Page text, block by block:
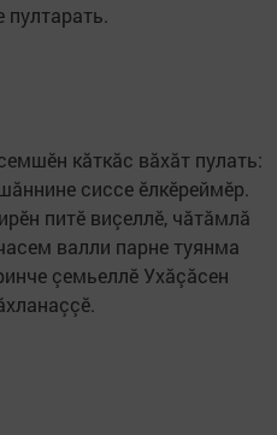
пултарать.
кăткăс вăхăт пулать:
сиссе ӗлкӗреймӗр.
питӗ виçеллӗ, чăтăмлă
валли парне туянма
çемьеллӗ Ухăçăсен